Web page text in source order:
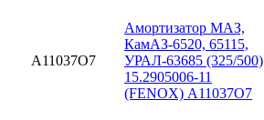
A11037O7
Амортизатор МАЗ,
КамАЗ-6520, 65115,
УРАЛ-63685 (325/500)
15.2905006-11
(FENOX) A11037O7